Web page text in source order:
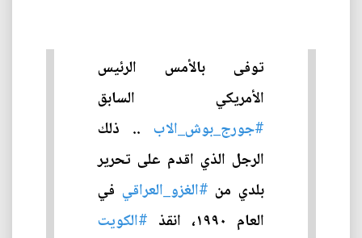
توفى بالأمس الرئيس
الأمريكي السابق
#جورج_بوش_الاب .. ذلك
الرجل الذي اقدم على تحرير
بلدي من #الغزو_العراقي في
العام ١٩٩٠، انقذ
#الكويت